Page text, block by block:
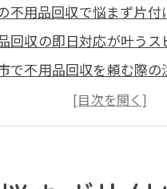
不用品回収で悩まず片付
回収の即日対応が叶うス
で不用品回収を頼む際の
品回収業者選びで失敗しな
を最短で片付ける回収
業者選びが叶う新常識